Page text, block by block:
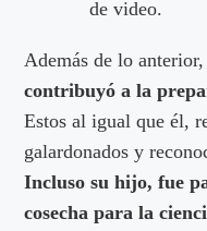
de video.
Además de lo
contribuyó a la
Estos al igual que él,
galardonados y
Incluso su hijo, fue
cosecha para la